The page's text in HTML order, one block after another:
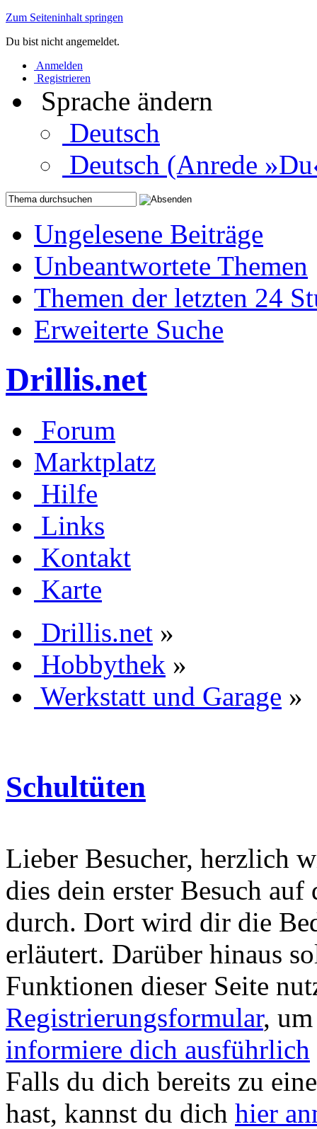
Zum Seiteninhalt springen
Du bist nicht angemeldet.
Anmelden
Registrieren
Sprache ändern
Deutsch
Deutsch (Anrede
Ungelesene Beiträge
Unbeantwortete Themen
Themen der letzten 24
Erweiterte Suche
Drillis.net
Forum
Marktplatz
Hilfe
Links
Kontakt
Karte
Drillis.net »
Hobbythek »
Werkstatt und Garage »
Schultüten
Lieber Besucher, herzlich
dies dein erster Besuch
durch. Dort wird dir die
erläutert. Darüber hinaus
Funktionen dieser Seite
Registrierungsformular,
informiere dich ausführlich
Falls du dich bereits zu
hast, kannst du dich hier